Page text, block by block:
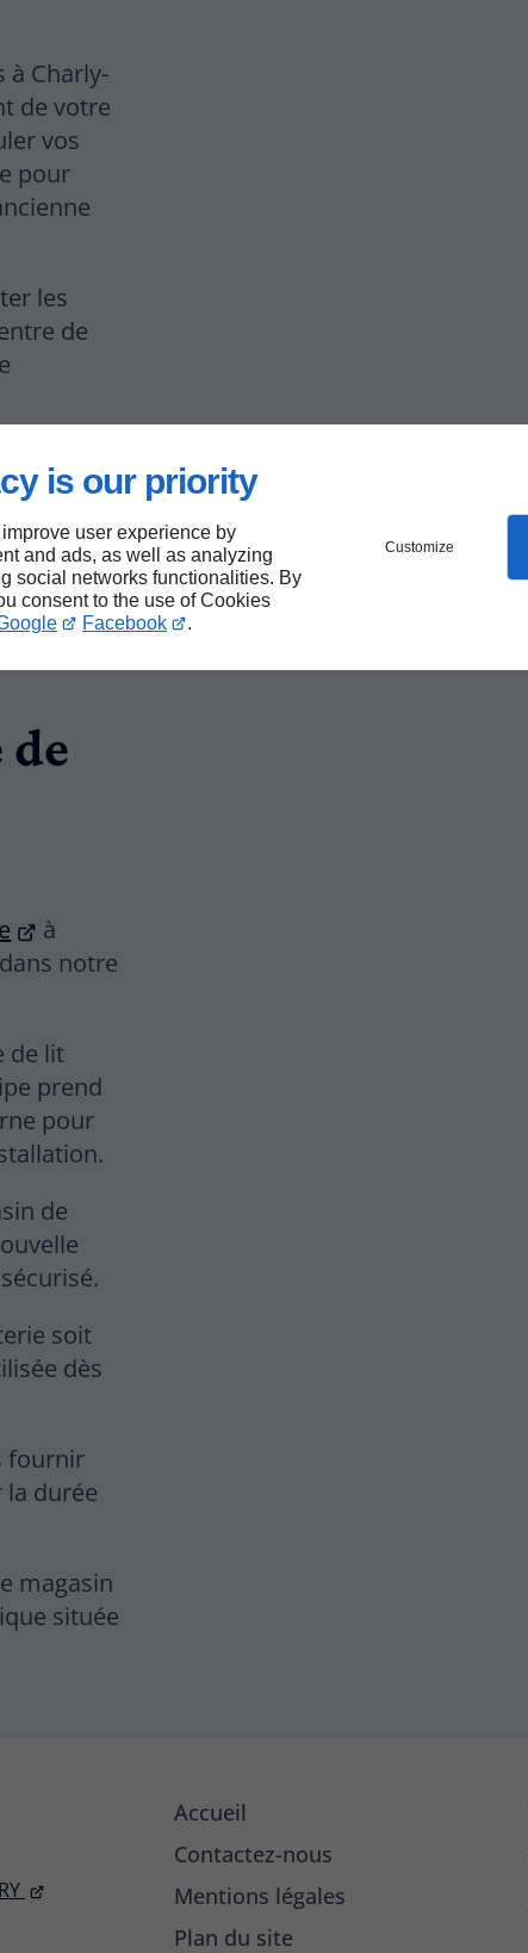
is our priority
user experience by
and ads, as well as analyzing
social networks functionalities. By
consent to the use of Cookies
Facebook .
Customize
à Charly-
de votre
vos
pour
les
de
notre
votre
tête
de
à
notre
de lit
prend
pour
de
soit
dès
fournir
durée
magasin
située
Accueil
Contactez-nous
Mentions légales
Plan du site